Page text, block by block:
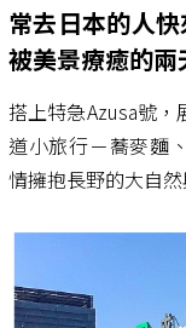
常去日本的人
被美景療癒的
搭上特急Azusa號
道小旅行－蕎麥麵
情擁抱長野的大自